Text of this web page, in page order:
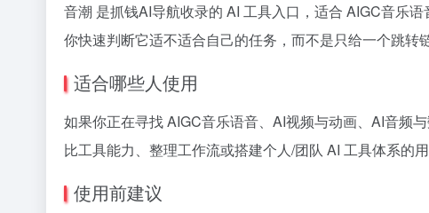
音潮 是抓钱AI导航收录的 AI 工具入口，适合 AIGC音乐
你快速判断它适不适合自己的任务，而不是只给一个跳转链
适合哪些人使用
如果你正在寻找 AIGC音乐语音、AI视频与动画、AI音频
比工具能力、整理工作流或搭建个人/团队 AI 工具体系的用
使用前建议